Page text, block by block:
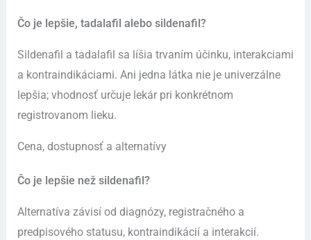
Čo je lepšie, tadalafil alebo sildenafil?
Sildenafil a tadalafil sa líšia trvaním účinku, interakciami
a kontraindikáciami. Ani jedna látka nie je univerzálne
lepšia; vhodnosť určuje lekár pri konkrétnom
registrovanom lieku.
Cena, dostupnosť a alternatívy
Čo je lepšie než sildenafil?
Alternatíva závisí od diagnózy, registračného a
predpisového statusu, kontraindikácií a interakcií.